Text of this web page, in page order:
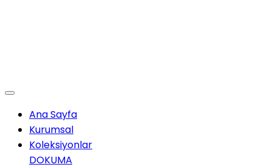
Ana Sayfa
Kurumsal
Koleksiyonlar
DOKUMA